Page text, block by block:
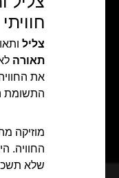
חוויתי
צליל
תאורה
את
התשומת
מוזיקה
החוויה.
שלא